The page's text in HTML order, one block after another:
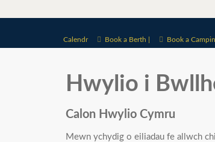
Calendr Book a Berth | Book a
Hwylio i
Calon Hwylio Cymru
Mewn ychydig o eiliadau fe allwch